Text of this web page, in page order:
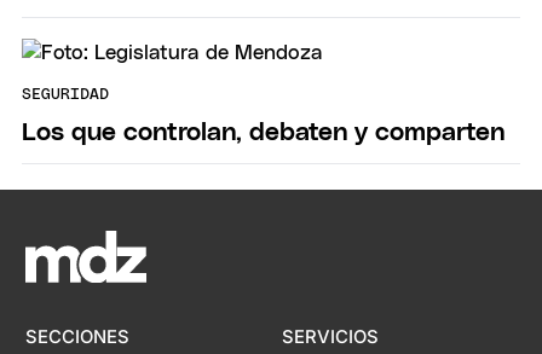
SEGURIDAD
Los que controlan, debaten y comparten
SECCIONES SERVICIOS